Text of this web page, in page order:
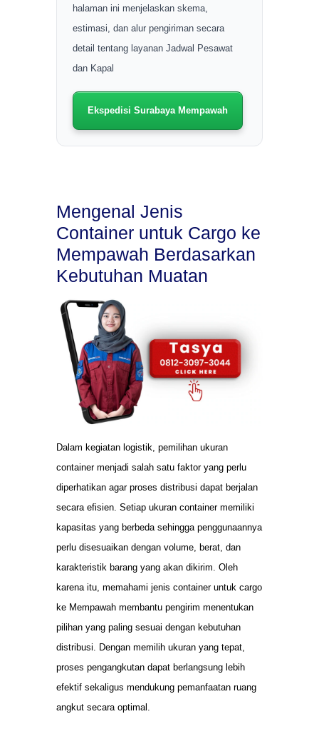
halaman ini menjelaskan skema,
estimasi, dan alur pengiriman secara
detail tentang layanan Jadwal Pesawat
dan Kapal
Ekspedisi Surabaya Mempawah
Mengenal Jenis
Container untuk Cargo ke
Mempawah Berdasarkan
Kebutuhan Muatan
Dalam kegiatan logistik, pemilihan ukuran
container menjadi salah satu faktor yang perlu
diperhatikan agar proses distribusi dapat berjalan
secara efisien. Setiap ukuran container memiliki
kapasitas yang berbeda sehingga penggunaannya
perlu disesuaikan dengan volume, berat, dan
karakteristik barang yang akan dikirim. Oleh
karena itu, memahami jenis container untuk cargo
ke Mempawah membantu pengirim menentukan
pilihan yang paling sesuai dengan kebutuhan
distribusi. Dengan memilih ukuran yang tepat,
proses pengangkutan dapat berlangsung lebih
efektif sekaligus mendukung pemanfaatan ruang
angkut secara optimal.